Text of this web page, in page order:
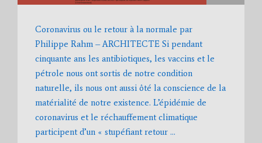
Coronavirus ou le retour à la normale par
Philippe Rahm – ARCHITECTE Si pendant
cinquante ans les antibiotiques, les vaccins et le
pétrole nous ont sortis de notre condition
naturelle, ils nous ont aussi ôté la conscience de la
matérialité de notre existence. L’épidémie de
coronavirus et le réchauffement climatique
participent d’un « stupéfiant retour …